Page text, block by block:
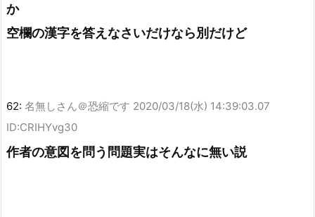
か
空欄の漢字を答えなさいだけなら別だけど
62: 名無しさん＠恐縮です 2020/03/18(水) 14:39:03.07
ID:CRIHYvg30
作者の意図を問う問題実はそんなに無い説